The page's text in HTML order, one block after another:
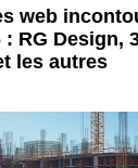
web
RG Design,
les autres